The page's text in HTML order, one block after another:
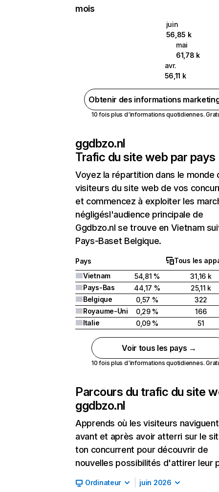
mois
juin
56,85 k
mai
61,78 k
avr.
56,11 k
Obtenir des informations
10 fois plus d'informations quotidiennes.
ggdbzo.nl
Trafic du site web par pays
Voyez la répartition dans le monde
visiteurs du site web de vos
et commencez à exploiter les
négligésl'audience principale de
Ggdbzo.nl se trouve en Vietnam
Pays-Baset Belgique.
Pays
Tous les
Vietnam
54,81 %
31,16 k
Pays-Bas
44,17 %
25,11 k
Belgique
0,57 %
322
Royaume-Uni
0,29 %
166
Italie
0,09 % 51
Voir tous les pays →
10 fois plus d'informations quotidiennes.
Parcours du trafic du site
ggdbzo.nl
Apprends où les visiteurs naviguent
avant et après avoir atterri sur le
ton concurrent pour découvrir de
nouvelles possibilités d'attirer leur
Ordinateur juin 2026